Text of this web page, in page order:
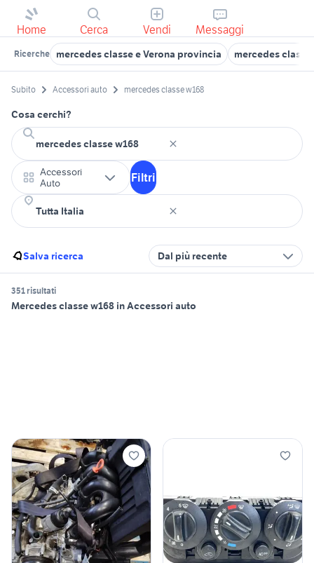
Home Cerca Vendi Messaggi
Ricerche mercedes classe e Verona provincia mercedes
Subito Accessori auto mercedes classe w168
Cosa cerchi?
Accessori
Auto
Filtri
Salva ricerca Dal più recente
351 risultati
Mercedes classe w168 in Accessori auto